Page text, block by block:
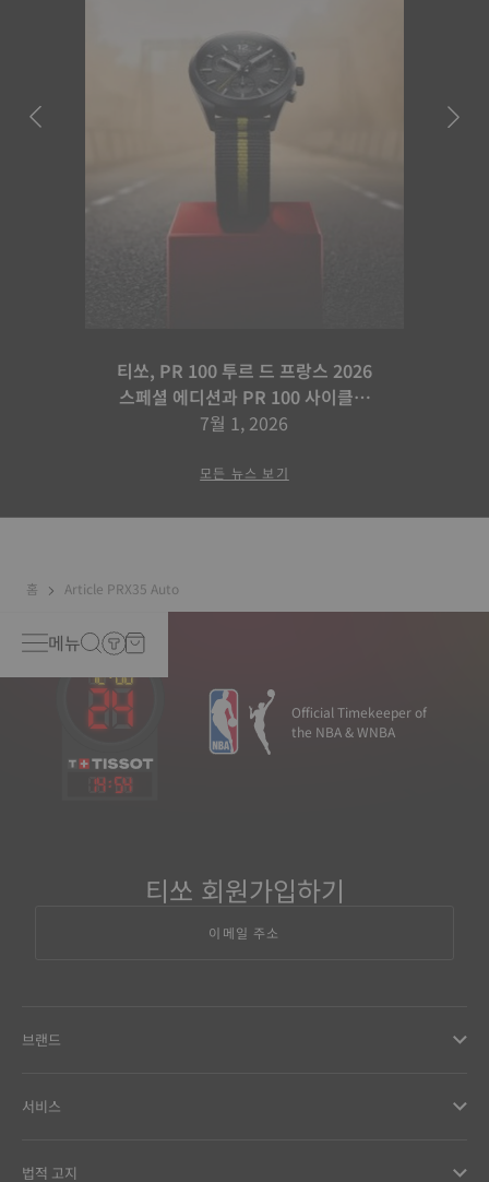
티쏘, PR 100 투르 드 프랑스 2026
스페셜 에디션과 PR 100 사이클링
에디션으로 사이클링 세계를 확장하
7월 1, 2026
모든 뉴스 보기
홈 Article PRX35 Auto
메뉴
14:54
Official Timekeeper of
the NBA & WNBA
티쏘 회원가입하기
이메일 주소
브랜드
서비스
법적 고지